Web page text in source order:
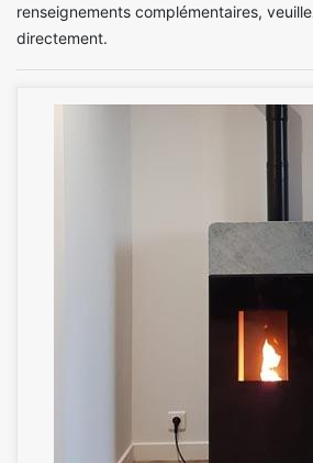
renseignements complémentaires,
directement.